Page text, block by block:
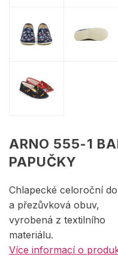
ARNO 555-1
PAPUČKY
Chlapecké celoroční
a přezůvková obuv,
vyrobená z textilního
materiálu.
Více informací o